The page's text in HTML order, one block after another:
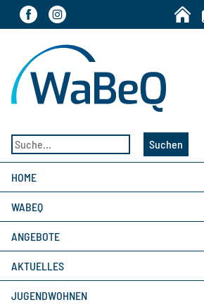
Suchen
HOME
WABEQ
ANGEBOTE
AKTUELLES
JUGENDWOHNEN